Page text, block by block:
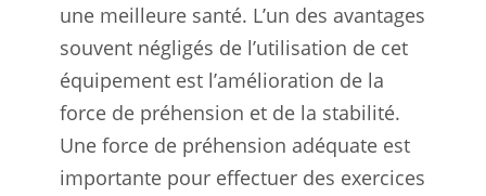
une meilleure santé. L’un des avantages
souvent négligés de l’utilisation de cet
équipement est l’amélioration de la
force de préhension et de la stabilité.
Une force de préhension adéquate est
importante pour effectuer des exercices